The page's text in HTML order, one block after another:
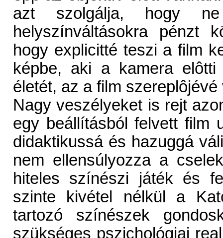
azt szolgálja, hogy
helyszínváltásokra pénzt
hogy explicitté teszi a film
képbe, aki a kamera
életét, az a film szereplôjévé
Nagy veszélyeket is rejt
egy beállításból felvett film
didaktikussá és hazuggá
nem ellensúlyozza a
hiteles színészi játék és
szinte kivétel nélkül a
tartozó színészek
szükséges pszichológiai